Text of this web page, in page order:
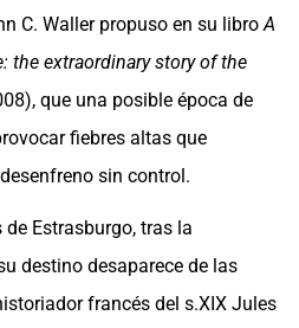
C. Waller propuso en su libroA
the extraordinary story of the
que una posible época de
fiebres altas que
sin control.
Estrasburgo, tras la
destino desaparece de las
francés del s.XIX Jules